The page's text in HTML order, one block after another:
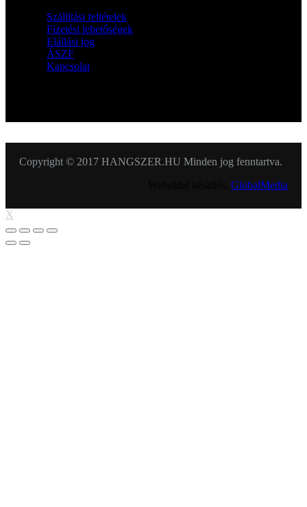
Szállítási feltételek
Fizetési lehetőségek
Elállási jog
ÁSZF
Kapcsolat
Copyright © 2017 HANGSZER.HU Minden jog fenntartva.
GlobalMedia
X